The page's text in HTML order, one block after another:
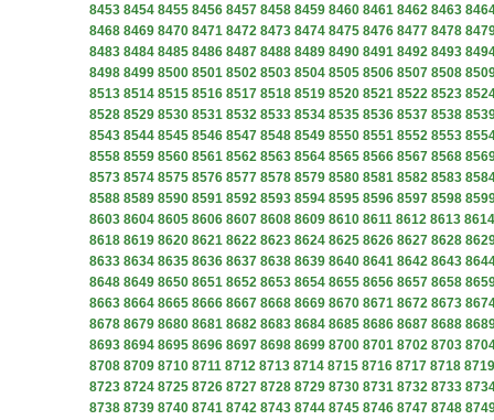
8453 8454 8455 8456 8457 8458 8459 8460 8461 8462 8463
8468 8469 8470 8471 8472 8473 8474 8475 8476 8477 8478
8483 8484 8485 8486 8487 8488 8489 8490 8491 8492 8493
8498 8499 8500 8501 8502 8503 8504 8505 8506 8507 8508
8513 8514 8515 8516 8517 8518 8519 8520 8521 8522 8523
8528 8529 8530 8531 8532 8533 8534 8535 8536 8537 8538
8543 8544 8545 8546 8547 8548 8549 8550 8551 8552 8553
8558 8559 8560 8561 8562 8563 8564 8565 8566 8567 8568
8573 8574 8575 8576 8577 8578 8579 8580 8581 8582 8583
8588 8589 8590 8591 8592 8593 8594 8595 8596 8597 8598
8603 8604 8605 8606 8607 8608 8609 8610 8611 8612 8613 8614
8618 8619 8620 8621 8622 8623 8624 8625 8626 8627 8628
8633 8634 8635 8636 8637 8638 8639 8640 8641 8642 8643
8648 8649 8650 8651 8652 8653 8654 8655 8656 8657 8658
8663 8664 8665 8666 8667 8668 8669 8670 8671 8672 8673
8678 8679 8680 8681 8682 8683 8684 8685 8686 8687 8688
8693 8694 8695 8696 8697 8698 8699 8700 8701 8702 8703
8708 8709 8710 8711 8712 8713 8714 8715 8716 8717 8718 8719
8723 8724 8725 8726 8727 8728 8729 8730 8731 8732 8733
8738 8739 8740 8741 8742 8743 8744 8745 8746 8747 8748